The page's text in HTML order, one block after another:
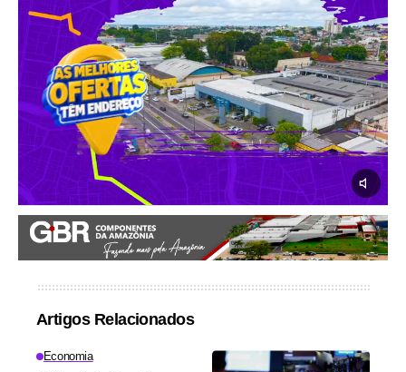
Artigos Relacionados
Economia